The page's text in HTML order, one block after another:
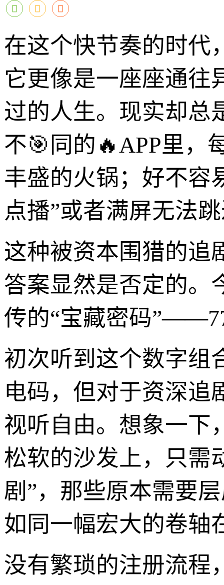
在这个快节奏的时代
它更像是一座座通往
过的人生。现实却总
不🎯同的🔥APP里，
丰盛的火锅；好不容
点播”或者满屏无法
这种被资本围猎的追
答案显然是否定的。
传的“宝藏密码
初次听到这个数字组
电码，但对于资深追
视听自由。想象一下
松软的沙发上，只需
剧”，那些原本需要
如同一幅宏大的卷轴
没有繁琐的注册流程